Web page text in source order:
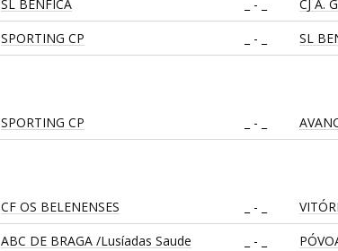
SL BENFICA _ - _ CJ A.
SPORTING CP _ - _ SL
SPORTING CP _ - _
CF OS BELENENSES _ - _
ABC DE BRAGA /Lusíadas Saude _ - _